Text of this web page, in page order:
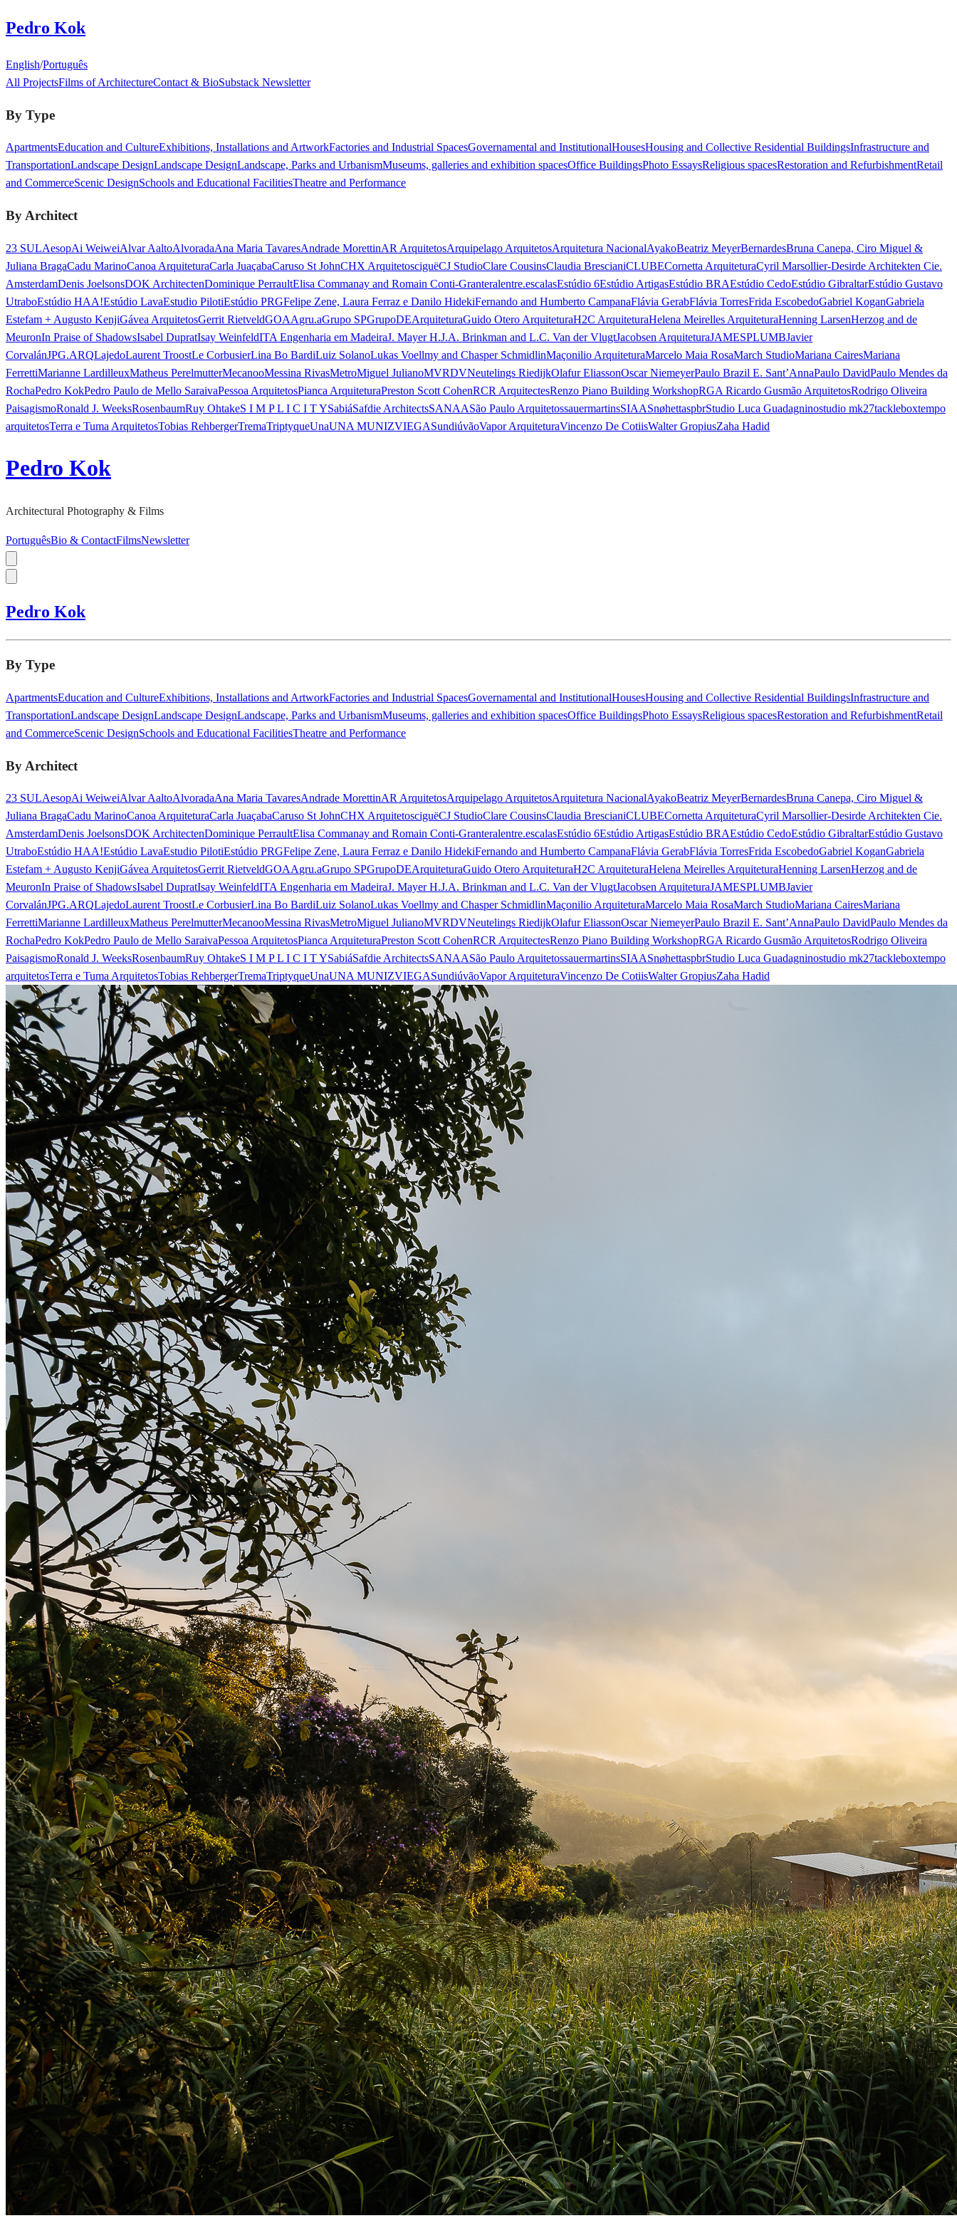
Pedro Kok
English/Português
All ProjectsFilms of ArchitectureContact & BioSubstack Newsletter
By Type
ApartmentsEducation and CultureExhibitions, Installations and ArtworkFactories and Industrial SpacesGovernamental and InstitutionalHousesHousing and Collective Residential BuildingsInfrastructure and
TransportationLandscape DesignLandscape DesignLandscape, Parks and UrbanismMuseums, galleries and exhibition spacesOffice BuildingsPhoto EssaysReligious spacesRestoration and RefurbishmentRetail
and CommerceScenic DesignSchools and Educational FacilitiesTheatre and Performance
By Architect
23 SULAesopAi WeiweiAlvar AaltoAlvoradaAna Maria TavaresAndrade MorettinAR ArquitetosArquipelago ArquitetosArquitetura NacionalAyakoBeatriz MeyerBernardesBruna Canepa, Ciro Miguel &
Juliana BragaCadu MarinoCanoa ArquiteturaCarla JuaçabaCaruso St JohnCHX ArquitetosciguëCJ StudioClare CousinsClaudia BrescianiCLUBECornetta ArquiteturaCyril Marsollier-Desirde Architekten Cie.
AmsterdamDenis JoelsonsDOK ArchitectenDominique PerraultElisa Commanay and Romain Conti-Granteralentre.escalasEstúdio 6Estúdio ArtigasEstúdio BRAEstúdio CedoEstúdio GibraltarEstúdio Gustavo
UtraboEstúdio HAA!Estúdio LavaEstudio PilotiEstúdio PRGFelipe Zene, Laura Ferraz e Danilo HidekiFernando and Humberto CampanaFlávia GerabFlávia TorresFrida EscobedoGabriel KoganGabriela
Estefam + Augusto KenjiGávea ArquitetosGerrit RietveldGOAAgru.aGrupo SPGrupoDEArquiteturaGuido Otero ArquiteturaH2C ArquiteturaHelena Meirelles ArquiteturaHenning LarsenHerzog and de
MeuronIn Praise of ShadowsIsabel DupratIsay WeinfeldITA Engenharia em MadeiraJ. Mayer H.J.A. Brinkman and L.C. Van der VlugtJacobsen ArquiteturaJAMESPLUMBJavier
CorvalánJPG.ARQLajedoLaurent TroostLe CorbusierLina Bo BardiLuiz SolanoLukas Voellmy and Chasper SchmidlinMaçonilio ArquiteturaMarcelo Maia RosaMarch StudioMariana CairesMariana
FerrettiMarianne LardilleuxMatheus PerelmutterMecanooMessina RivasMetroMiguel JulianoMVRDVNeutelings RiedijkOlafur EliassonOscar NiemeyerPaulo Brazil E. Sant’AnnaPaulo DavidPaulo Mendes da
RochaPedro KokPedro Paulo de Mello SaraivaPessoa ArquitetosPianca ArquiteturaPreston Scott CohenRCR ArquitectesRenzo Piano Building WorkshopRGA Ricardo Gusmão ArquitetosRodrigo Oliveira
PaisagismoRonald J. WeeksRosenbaumRuy OhtakeS I M P L I C I T YSabiáSafdie ArchitectsSANAASão Paulo ArquitetossauermartinsSIAASnøhettaspbrStudio Luca Guadagninostudio mk27tackleboxtempo
arquitetosTerra e Tuma ArquitetosTobias RehbergerTremaTriptyqueUnaUNA MUNIZVIEGASundiúvãoVapor ArquiteturaVincenzo De CotiisWalter GropiusZaha Hadid
Pedro Kok
Architectural Photography & Films
PortuguêsBio & ContactFilmsNewsletter
Pedro Kok
By Type
ApartmentsEducation and CultureExhibitions, Installations and ArtworkFactories and Industrial SpacesGovernamental and InstitutionalHousesHousing and Collective Residential BuildingsInfrastructure and
TransportationLandscape DesignLandscape DesignLandscape, Parks and UrbanismMuseums, galleries and exhibition spacesOffice BuildingsPhoto EssaysReligious spacesRestoration and RefurbishmentRetail
and CommerceScenic DesignSchools and Educational FacilitiesTheatre and Performance
By Architect
23 SULAesopAi WeiweiAlvar AaltoAlvoradaAna Maria TavaresAndrade MorettinAR ArquitetosArquipelago ArquitetosArquitetura NacionalAyakoBeatriz MeyerBernardesBruna Canepa, Ciro Miguel &
Juliana BragaCadu MarinoCanoa ArquiteturaCarla JuaçabaCaruso St JohnCHX ArquitetosciguëCJ StudioClare CousinsClaudia BrescianiCLUBECornetta ArquiteturaCyril Marsollier-Desirde Architekten Cie.
AmsterdamDenis JoelsonsDOK ArchitectenDominique PerraultElisa Commanay and Romain Conti-Granteralentre.escalasEstúdio 6Estúdio ArtigasEstúdio BRAEstúdio CedoEstúdio GibraltarEstúdio Gustavo
UtraboEstúdio HAA!Estúdio LavaEstudio PilotiEstúdio PRGFelipe Zene, Laura Ferraz e Danilo HidekiFernando and Humberto CampanaFlávia GerabFlávia TorresFrida EscobedoGabriel KoganGabriela
Estefam + Augusto KenjiGávea ArquitetosGerrit RietveldGOAAgru.aGrupo SPGrupoDEArquiteturaGuido Otero ArquiteturaH2C ArquiteturaHelena Meirelles ArquiteturaHenning LarsenHerzog and de
MeuronIn Praise of ShadowsIsabel DupratIsay WeinfeldITA Engenharia em MadeiraJ. Mayer H.J.A. Brinkman and L.C. Van der VlugtJacobsen ArquiteturaJAMESPLUMBJavier
CorvalánJPG.ARQLajedoLaurent TroostLe CorbusierLina Bo BardiLuiz SolanoLukas Voellmy and Chasper SchmidlinMaçonilio ArquiteturaMarcelo Maia RosaMarch StudioMariana CairesMariana
FerrettiMarianne LardilleuxMatheus PerelmutterMecanooMessina RivasMetroMiguel JulianoMVRDVNeutelings RiedijkOlafur EliassonOscar NiemeyerPaulo Brazil E. Sant’AnnaPaulo DavidPaulo Mendes da
RochaPedro KokPedro Paulo de Mello SaraivaPessoa ArquitetosPianca ArquiteturaPreston Scott CohenRCR ArquitectesRenzo Piano Building WorkshopRGA Ricardo Gusmão ArquitetosRodrigo Oliveira
PaisagismoRonald J. WeeksRosenbaumRuy OhtakeS I M P L I C I T YSabiáSafdie ArchitectsSANAASão Paulo ArquitetossauermartinsSIAASnøhettaspbrStudio Luca Guadagninostudio mk27tackleboxtempo
arquitetosTerra e Tuma ArquitetosTobias RehbergerTremaTriptyqueUnaUNA MUNIZVIEGASundiúvãoVapor ArquiteturaVincenzo De CotiisWalter GropiusZaha Hadid